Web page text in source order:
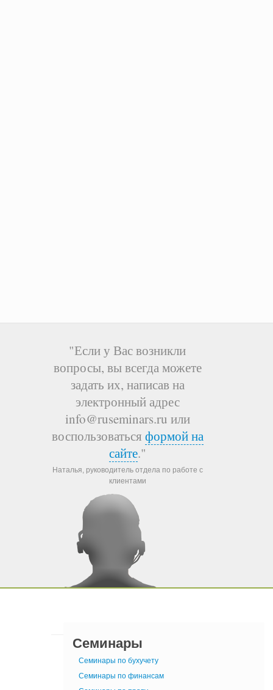
"Если у Вас возникли
вопросы, вы всегда можете
задать их, написав на
электронный адрес
info@ruseminars.ru или
воспользоваться формой на
сайте."
Наталья, руководитель отдела по работе с
клиентами
Семинары
Семинары по бухучету
Семинары по финансам